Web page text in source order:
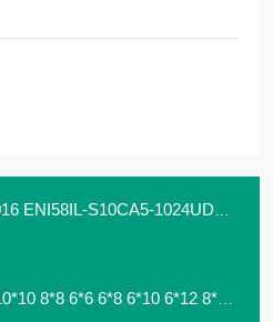
S10CA5-1024UD1-RC1 倍加福编码器现货
6*8 6*10 6*12 8*10 8*12 10*12 倍加福联轴器